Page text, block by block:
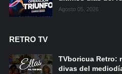
Agosto 05, 2026
RETRO TV
TVboricua Retro:
divas del